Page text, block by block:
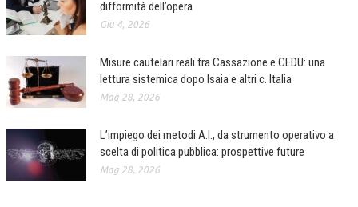
difformità dell’opera
Giu 4, 2026
Misure cautelari reali tra Cassazione e CEDU: una
lettura sistemica dopo Isaia e altri c. Italia
Mag 28, 2026
L’impiego dei metodi A.I., da strumento operativo a
scelta di politica pubblica: prospettive future
Mag 28, 2026